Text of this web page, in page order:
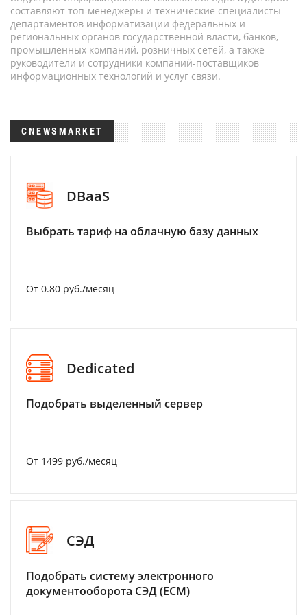
составляют топ-менеджеры и технические специалисты
департаментов информатизации федеральных и
региональных органов государственной власти, банков,
промышленных компаний, розничных сетей, а также
руководители и сотрудники компаний-поставщиков
информационных технологий и услуг связи.
CNEWSMARKET
DBaaS
Выбрать тариф на облачную базу данных
От 0.80 руб./месяц
Dedicated
Подобрать выделенный сервер
От 1499 руб./месяц
СЭД
Подобрать систему электронного
документооборота СЭД (ECM)